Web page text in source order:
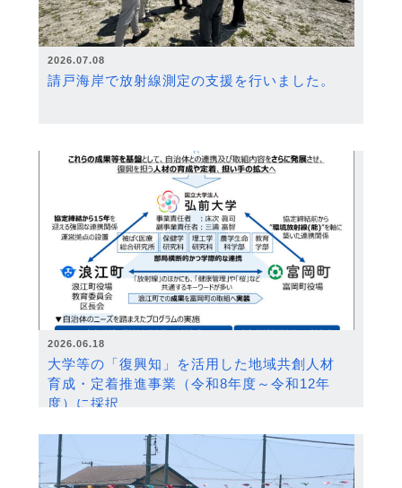
2026.07.08
請戸海岸で放射線測定の支援を行いました。
2026.06.18
大学等の「復興知」を活用した地域共創人材
育成・定着推進事業（令和8年度～令和12年
度）に採択